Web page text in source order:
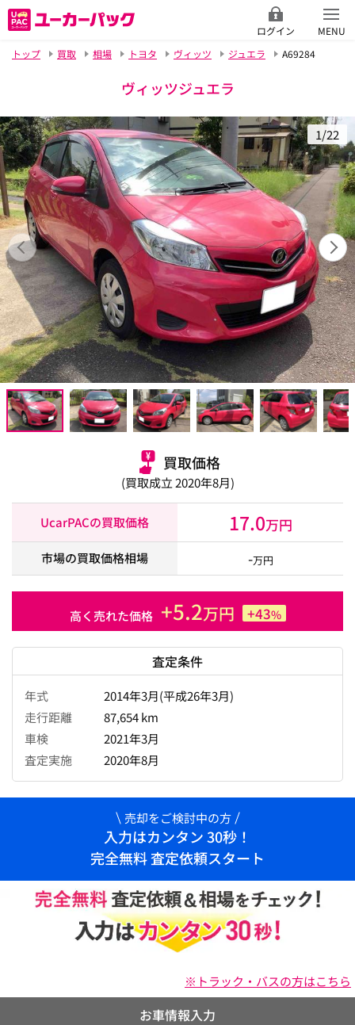
ログイン
MENU
トップ
買取 相場 トヨタ ヴィッツ ジュエラ A69284
ヴィッツジュエラ
1/22
買取価格
(買取成立 2020年8月)
UcarPACの買取価格 17.0万円
市場の買取価格相場 -万円
高く売れた価格 +5.2万円 +43%
査定条件
年式
2014年3月(平成26年3月)
走行距離
87,654 km
車検
2021年3月
査定実施
2020年8月
売却をご検討中の方
入力はカンタン 30秒！
完全無料 査定依頼スタート
※トラック・バスの方はこちら
お車情報入力